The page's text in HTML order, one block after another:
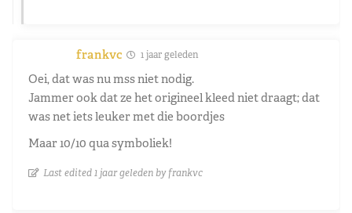
frankvc 1 jaar geleden
Oei, dat was nu mss niet nodig.
Jammer ook dat ze het origineel kleed niet draagt; dat
was net iets leuker met die boordjes
Maar 10/10 qua symboliek!
Last edited 1 jaar geleden by frankvc